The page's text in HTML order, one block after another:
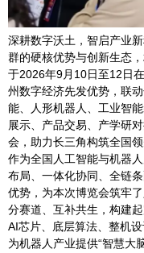
深耕数字沃土，智启产业
群的硬核优势与创新生态，
于2026年9月10日至12日
州数字经济先发优势，联
能、人形机器人、工业智
展示、产品交易、产学研
会，助力长三角构筑全国
作为全国人工智能与机器
布局、一体化协同、全链
优势，为本次博览会筑牢
分赛道、互补共生，构建
AI芯片、底层算法、整机
为机器人产业提供“智慧大